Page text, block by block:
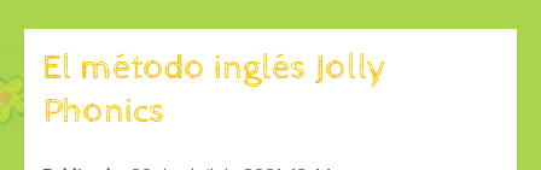
El método inglés Jolly
Phonics